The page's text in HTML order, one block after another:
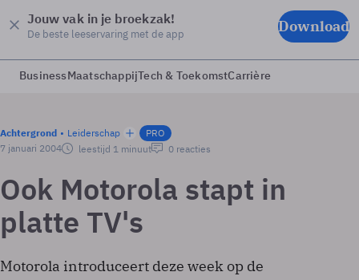
Jouw vak in je broekzak!
De beste leeservaring met de app Download
BusinessMaatschappijTech & ToekomstCarrière
Achtergrond Leiderschap
PRO
7 januari 2004
leestijd 1 minuut 0 reacties
Ook Motorola stapt in
platte TV's
Motorola introduceert deze week op de